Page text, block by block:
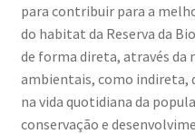
para contribuir para a
do habitat da Reserva da
de forma direta, através da
ambientais, como indireta,
na vida quotidiana da
conservação e